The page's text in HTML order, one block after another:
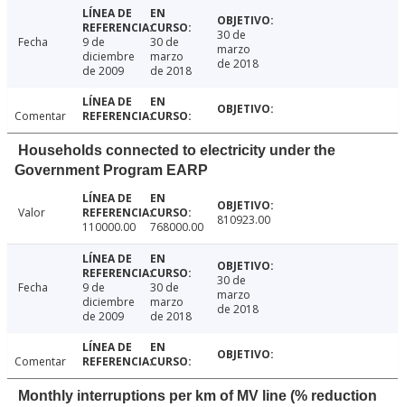
Fecha
9 de
diciembre
de 2009
30 de
marzo
de 2018
30 de
marzo
de 2018
Comentar
Households connected to electricity under the
Government Program EARP
Valor
110000.00
768000.00 810923.00
Fecha
9 de
diciembre
de 2009
30 de
marzo
de 2018
30 de
marzo
de 2018
Comentar
Monthly interruptions per km of MV line (% reduction